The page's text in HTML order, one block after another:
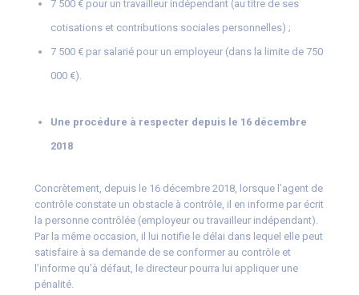
7 500 € pour un travailleur indépendant (au titre de ses
cotisations et contributions sociales personnelles) ;
7 500 € par salarié pour un employeur (dans la limite de 750
000 €).
Une procédure à respecter depuis le 16 décembre
2018
Concrètement, depuis le 16 décembre 2018, lorsque l’agent de
contrôle constate un obstacle à contrôle, il en informe par écrit
la personne contrôlée (employeur ou travailleur indépendant).
Par la même occasion, il lui notifie le délai dans lequel elle peut
satisfaire à sa demande de se conformer au contrôle et
l’informe qu’à défaut, le directeur pourra lui appliquer une
pénalité.